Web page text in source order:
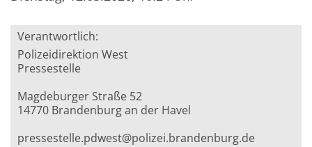
Verantwortlich:
Polizeidirektion West
Pressestelle
Magdeburger Straße 52
14770 Brandenburg an der Havel
pressestelle.pdwest@polizei.brandenburg.de